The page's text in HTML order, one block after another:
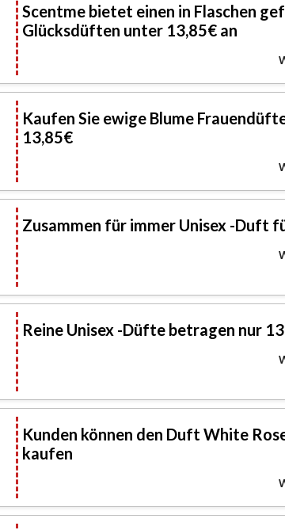
Scentme bietet einen in Flaschen
Glücksdüften unter 13,85€ an
Kaufen Sie ewige Blume
13,85€
Zusammen für immer Unisex -Duft
Reine Unisex -Düfte betragen nur
Kunden können den Duft White
kaufen